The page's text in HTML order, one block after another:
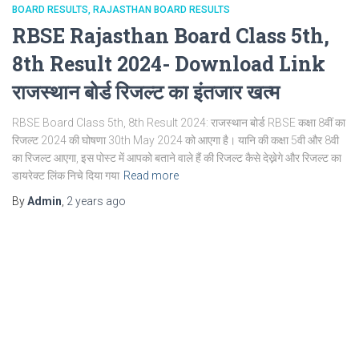
BOARD RESULTS RAJASTHAN BOARD RESULTS
RBSE Rajasthan Board Class 5th,
8th Result 2024- Download Link
राजस्थान बोर्ड रिजल्‍ट का इंतजार खत्‍म
RBSE Board Class 5th, 8th Result 2024: राजस्‍थान बोर्ड RBSE कक्षा 8वीं का
रिजल्ट 2024 की घोषणा 30th May 2024 को आएगा है। यानि की कक्षा 5वी और 8वी
का रिजल्ट आएगा, इस पोस्ट में आपको बताने वाले हैं की रिजल्ट कैसे देख्नेगे और रिजल्ट का
डायरेक्ट लिंक निचे दिया गया Read more
ByAdmin 2 years ago